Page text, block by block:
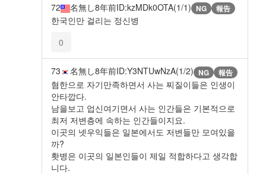
72 名無し8年前ID:kzMDk0OTA(1/1) NG 報告
한국인만 걸리는 정신병
0
73 名無し8年前ID:Y3NTUwNzA(1/2) NG 報告
혐한으로 자기만족하면서 사는 찌질이들은 인생이
안타깝다.
남을보고 업신여기면서 사는 인간들은 기본적으로
최저 저변층에 속하는 인간들이지요.
이곳의 넷우익들은 일본에서도 저변들만 모여있을
까?
홧병은 이곳의 일본인들이 제일 적합하다고 생각합
니다.